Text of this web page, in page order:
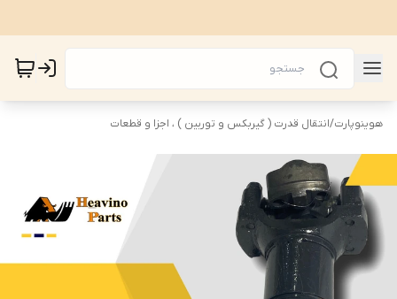
هوینوپارت/انتقال قدرت ( گیربکس و توربین ) ، اجزا و قطعات